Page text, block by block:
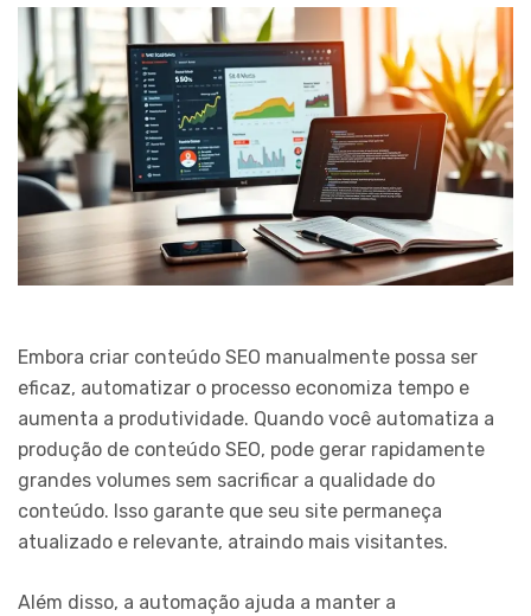
Embora criar conteúdo SEO manualmente possa ser
eficaz, automatizar o processo economiza tempo e
aumenta a produtividade. Quando você automatiza a
produção de conteúdo SEO, pode gerar rapidamente
grandes volumes sem sacrificar a qualidade do
conteúdo. Isso garante que seu site permaneça
atualizado e relevante, atraindo mais visitantes.
Além disso, a automação ajuda a manter a